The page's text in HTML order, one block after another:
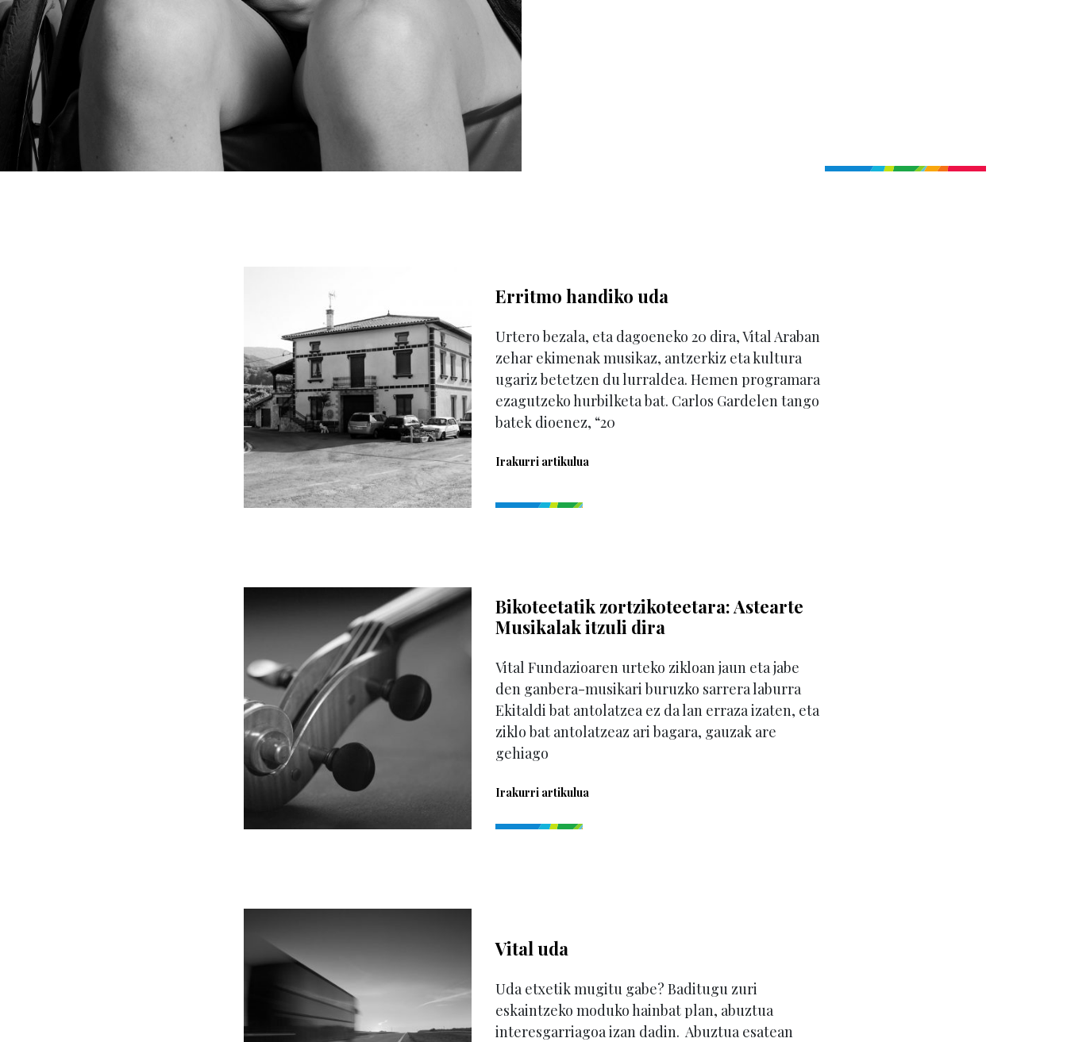
Erritmo handiko uda
Urtero bezala, eta dagoeneko 20 dira, Vital Araban
zehar ekimenak musikaz, antzerkiz eta kultura
ugariz betetzen du lurraldea. Hemen programara
ezagutzeko hurbilketa bat. Carlos Gardelen tango
batek dioenez, “20
Irakurri artikulua
Bikoteetatik zortzikoteetara: Astearte
Musikalak itzuli dira
Vital Fundazioaren urteko zikloan jaun eta jabe
den ganbera-musikari buruzko sarrera laburra
Ekitaldi bat antolatzea ez da lan erraza izaten, eta
ziklo bat antolatzeaz ari bagara, gauzak are
gehiago
Irakurri artikulua
Vital uda
Uda etxetik mugitu gabe? Baditugu zuri
eskaintzeko moduko hainbat plan, abuztua
interesgarriagoa izan dadin. Abuztua esatean